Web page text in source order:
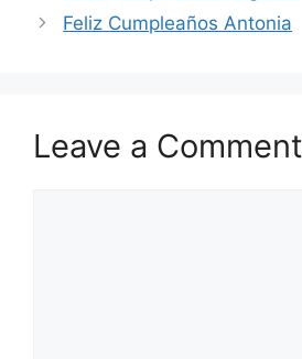
Feliz Cumpleaños Antonia
Leave a Comment